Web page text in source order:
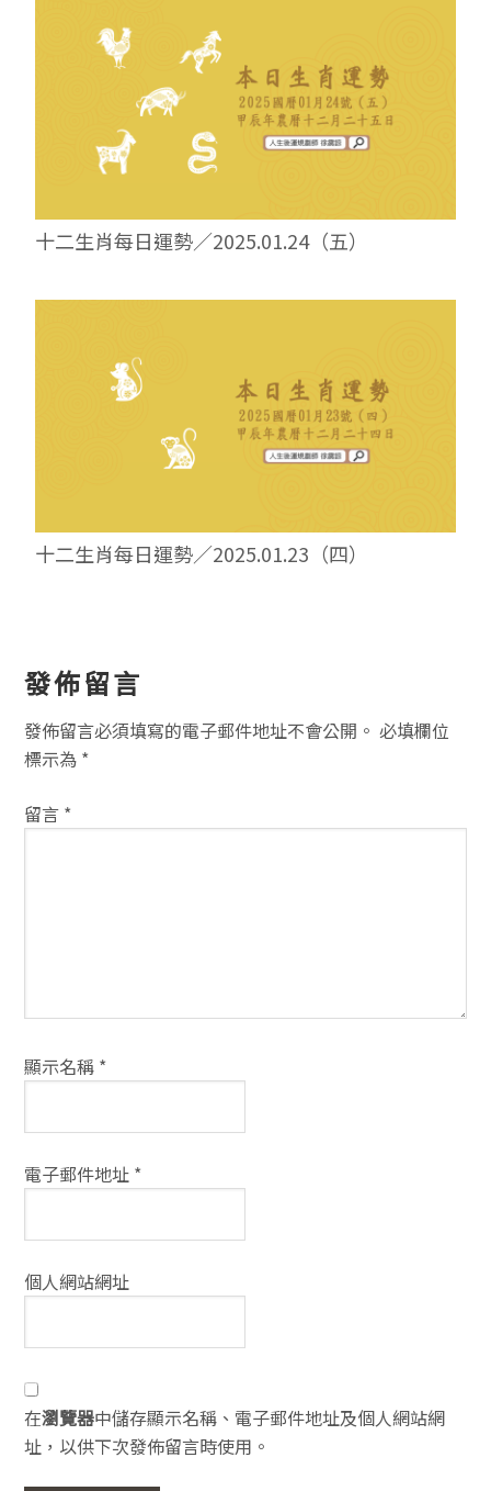
十二生肖每日運勢／2025.01.24（五）
十二生肖每日運勢／2025.01.23（四）
讀
者
互
動
方
發佈留言
發佈留言必須填寫的電子郵件地址不會公開。 必填欄位
標示為 *
留言 *
顯示名稱 *
電子郵件地址 *
個人網站網址
在瀏覽器中儲存顯示名稱、電子郵件地址及個人網站網
址，以供下次發佈留言時使用。